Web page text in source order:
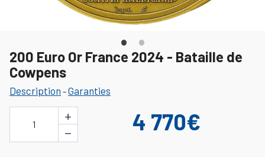
200 Euro Or France 2024 - Bataille de
Cowpens
Description -Garanties
1
+
−
4 770€